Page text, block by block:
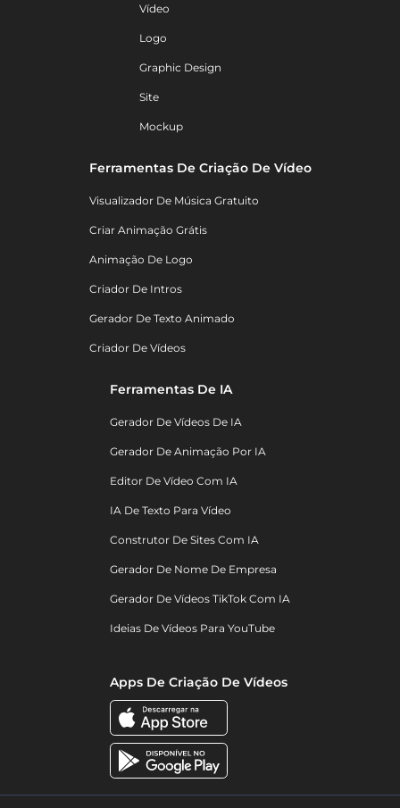
Vídeo
Logo
Graphic Design
Site
Mockup
Ferramentas De Criação De Vídeo
Visualizador De Música Gratuito
Criar Animação Grátis
Animação De Logo
Criador De Intros
Gerador De Texto Animado
Criador De Vídeos
Ferramentas De IA
Gerador De Vídeos De IA
Gerador De Animação Por IA
Editor De Vídeo Com IA
IA De Texto Para Vídeo
Construtor De Sites Com IA
Gerador De Nome De Empresa
Gerador De Vídeos TikTok Com IA
Ideias De Vídeos Para YouTube
Apps De Criação De Vídeos